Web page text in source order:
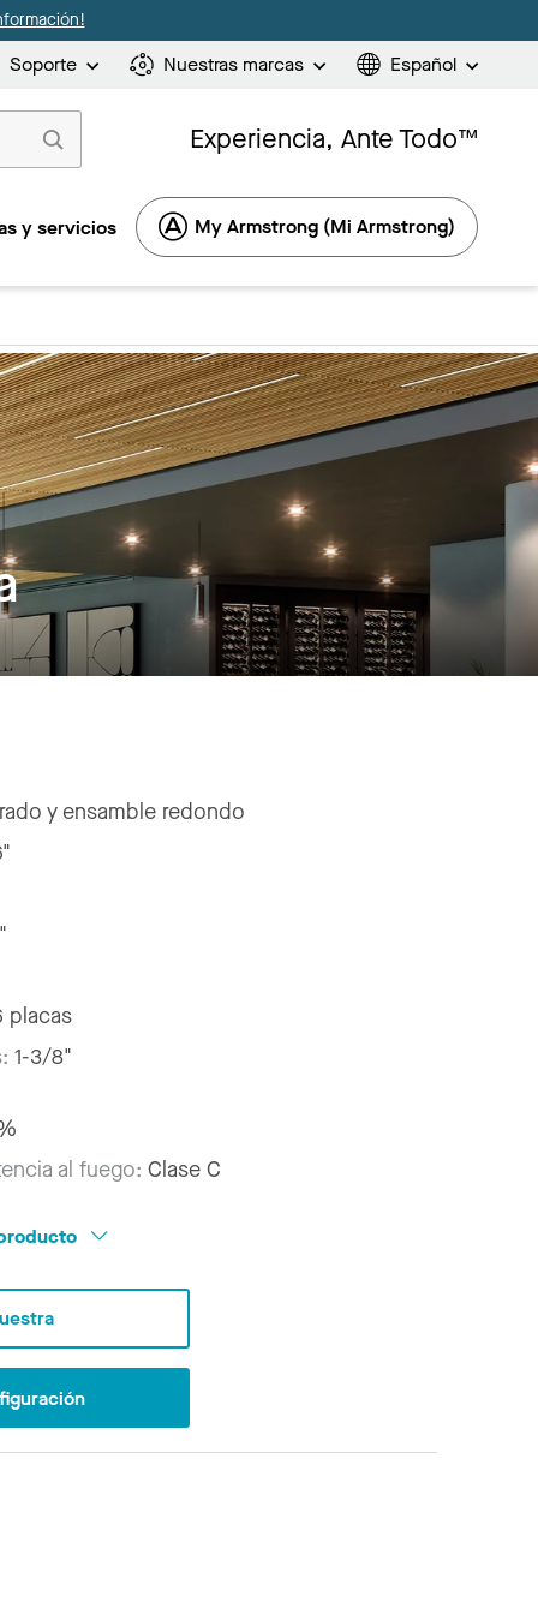
Soporte Nuestras marcas Español
Experiencia, Ante Todo™
y servicios My Armstrong (Mi Armstrong)
y ensamble redondo
placas
1-3/8"
al fuego:Clase C